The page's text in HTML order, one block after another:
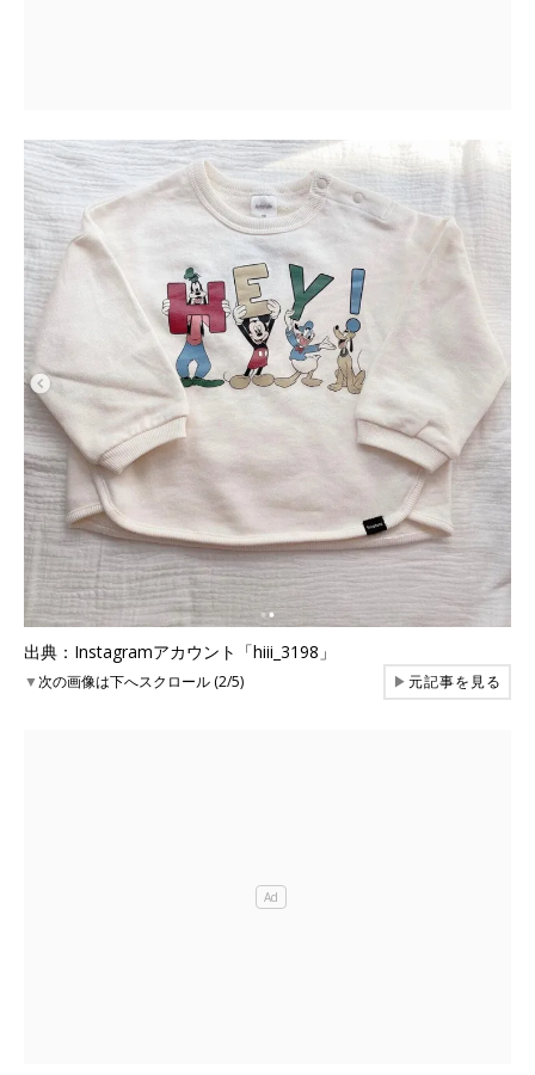
出典：Instagramアカウント「hiii_3198」
▼次の画像は下へスクロール (2/5) ▶元記事を見る